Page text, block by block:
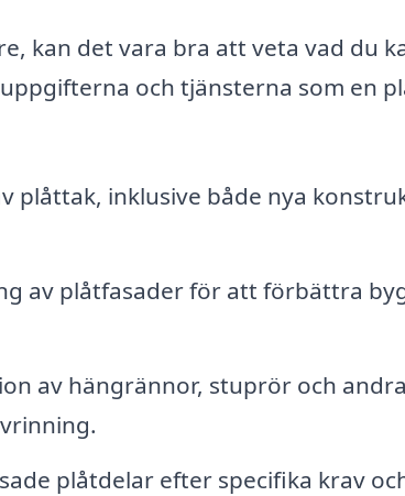
kan det vara bra att veta vad du
och tjänsterna som en
plåttak, inklusive både nya
av plåtfasader för att förbättra
av hängrännor, stuprör och
plåtdelar efter specifika krav